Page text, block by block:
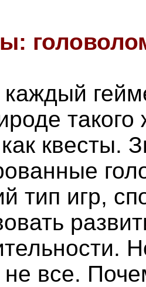
квесты.
тип игр,
не все.